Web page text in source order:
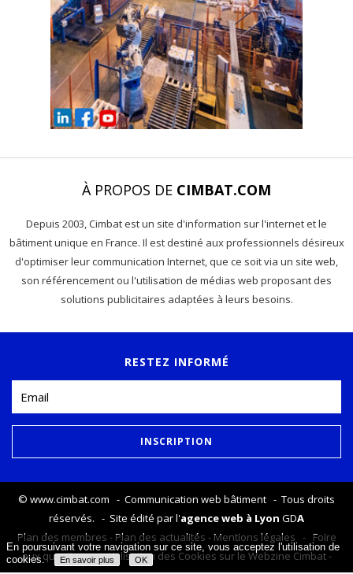
À PROPOS DE CIMBAT.COM
Depuis 2003, Cimbat est un site d'information sur l'internet et le
bâtiment unique en France. Il est destiné aux professionnels désireux
d'optimiser leur communication Internet, que ce soit via un site web,
son référencement ou l'utilisation de médias web proposant des
solutions publicitaires adaptées à leurs besoins.
RESTEZ INFORMÉ
© www.cimbat.com - Communication web bâtiment - Tous droits
réservés. - Site édité par l'agence web à Lyon GDA
Plan des membres -Plan des actualités -Mentions légales - Foire
aux questions-Utilisation des Cookies sur le Webzine Cimbat-
En poursuivant votre navigation sur ce site, vous acceptez l'utilisation de
cookies.
En savoir plus OK